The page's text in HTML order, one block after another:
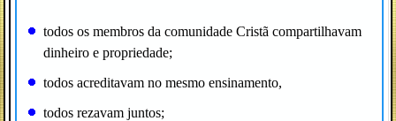
todos os membros da comunidade Cristã compartilhavam
dinheiro e propriedade;
todos acreditavam no mesmo ensinamento,
todos rezavam juntos;